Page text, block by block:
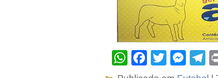
WhatsApp
Facebook
Twitter